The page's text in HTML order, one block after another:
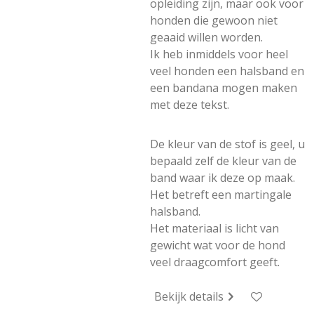
opleiding zijn, maar ook voor
honden die gewoon niet
geaaid willen worden.
Ik heb inmiddels voor heel
veel honden een halsband en
een bandana mogen maken
met deze tekst.
De kleur van de stof is geel, u
bepaald zelf de kleur van de
band waar ik deze op maak.
Het betreft een martingale
halsband.
Het materiaal is licht van
gewicht wat voor de hond
veel draagcomfort geeft.
Bekijk details